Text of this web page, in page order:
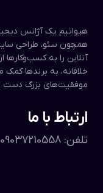
هیواتیم یک آژانس
همچون سئو، طراحی
آنلاین را به کسب‌وکارها
خلاقانه، به برندها
موفقیت‌های بزرگ دست
ارتباط با ما
تلفن: 09037210558